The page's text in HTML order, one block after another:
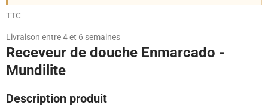
TTC
Livraison entre 4 et 6 semaines
Receveur de douche Enmarcado -
Mundilite
Description produit